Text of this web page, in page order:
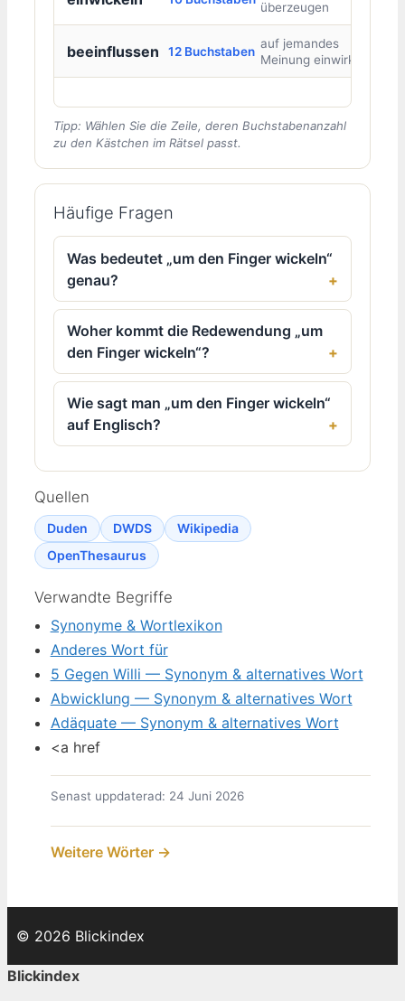
überzeugen
beeinflussen 12 Buchstaben
auf jemandes
Meinung einwirken
Tipp: Wählen Sie die Zeile, deren Buchstabenanzahl
zu den Kästchen im Rätsel passt.
Häufige Fragen
Was bedeutet „um den Finger wickeln“
genau?
Woher kommt die Redewendung „um
den Finger wickeln“?
Wie sagt man „um den Finger wickeln“
auf Englisch?
Quellen
Duden DWDS
Wikipedia
OpenThesaurus
Verwandte Begriffe
Synonyme & Wortlexikon
Anderes Wort für
5 Gegen Willi — Synonym & alternatives Wort
Abwicklung — Synonym & alternatives Wort
Adäquate — Synonym & alternatives Wort
<a href
Senast uppdaterad: 24 Juni 2026
Weitere Wörter →
© 2026 Blickindex
Blickindex